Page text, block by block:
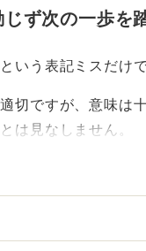
ず次の一歩を
いう表記ミスだけ
切ですが、意味は
は見なしません。